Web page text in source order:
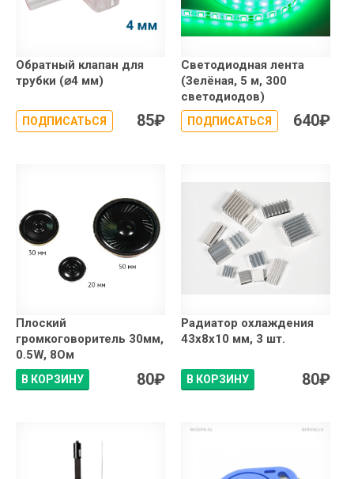
Обратный клапан для
трубки (⌀4 мм)
ПОДПИСАТЬСЯ 85₽
Светодиодная лента
(Зелёная, 5 м, 300
светодиодов)
ПОДПИСАТЬСЯ 640₽
Плоский
громкоговоритель 30мм,
0.5W, 8Ом
В КОРЗИНУ 80₽
Радиатор охлаждения
43x8x10 мм, 3 шт.
В КОРЗИНУ 80₽